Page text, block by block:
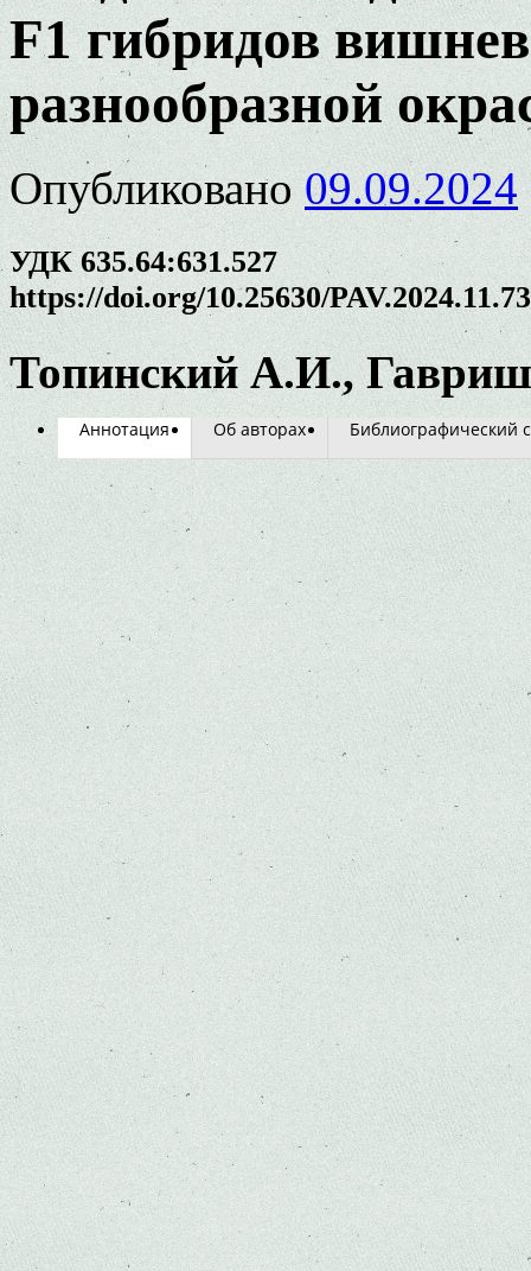
F1 гибридов
разнообразной
Опубликовано 09.09.2024
УДК 635.64:631.527
https://doi.org/10.25630/
Топинский А.И.,
Аннотация Об авторах Библиографический